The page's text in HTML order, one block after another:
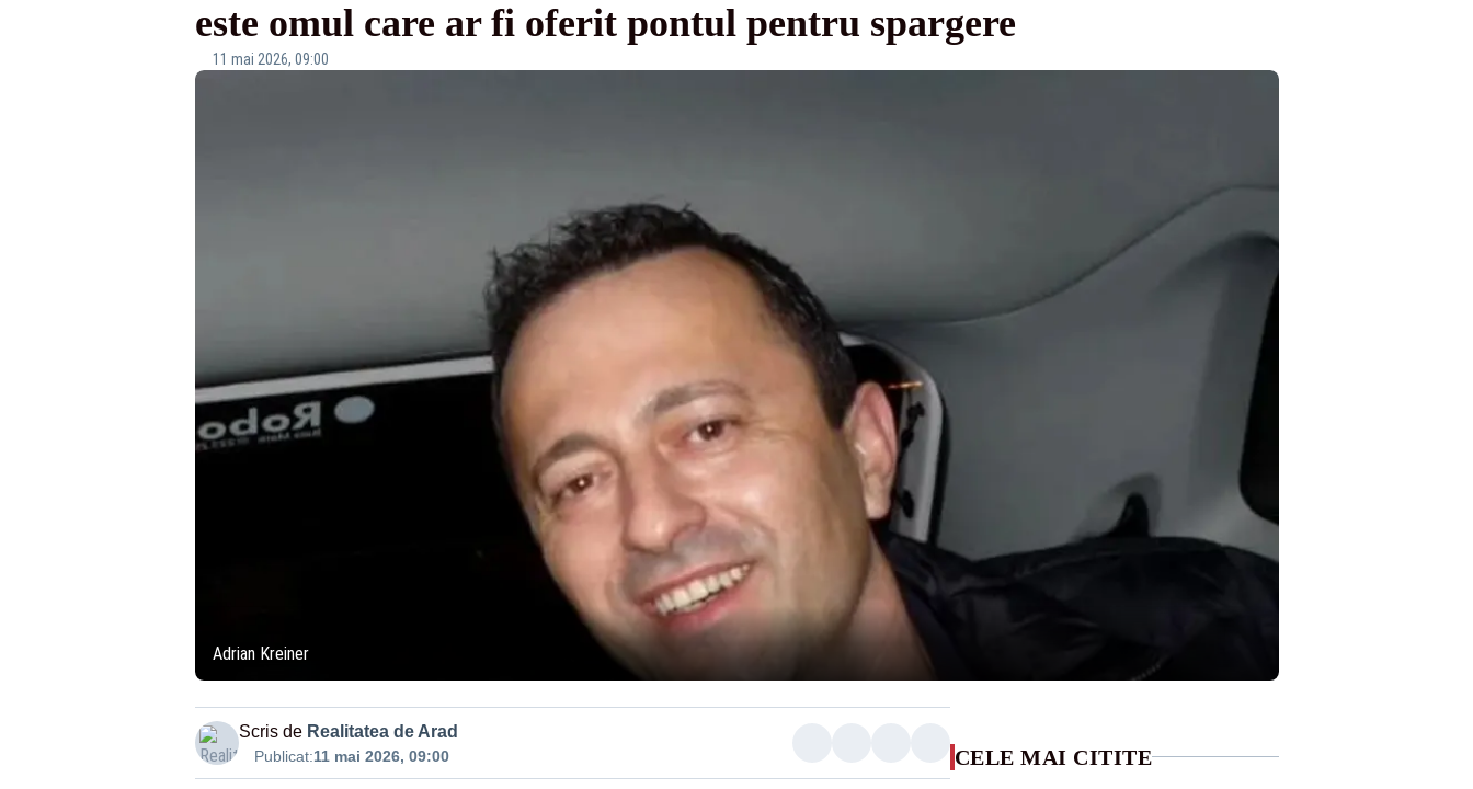
este omul care ar fi oferit pontul pentru spargere
11 mai 2026, 09:00
Adrian Kreiner
Scris de Realitatea de Arad
Publicat:11 mai 2026, 09:00 CELE MAI CITITE